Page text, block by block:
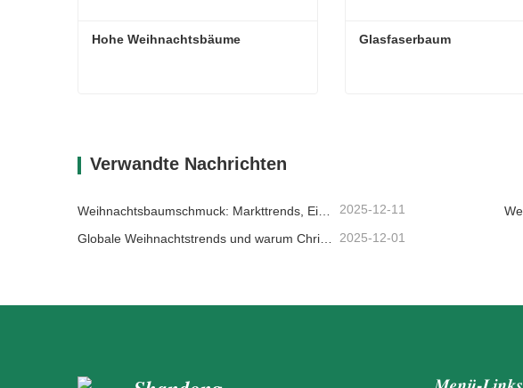
Hohe Weihnachtsbäume Glasfaserbaum
Verwandte Nachrichten
2025-12-11
2025-12-01